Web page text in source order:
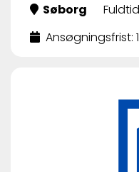
Søborg
Fuldtid
Ansøgningsfrist: